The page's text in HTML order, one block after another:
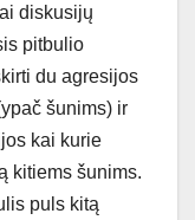
diskusijų
pitbulio
du agresijos
šunims) ir
kai kurie
kitiems šunims.
puls kitą